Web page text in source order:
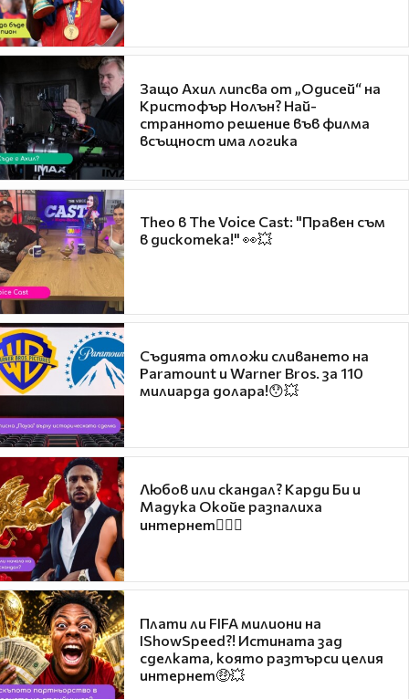
Защо Ахил липсва от „Одисей“ на
Кристофър Нолън? Най-
странното решение във филма
всъщност има логика
Theo в The Voice Cast: "Правен съм
в дискотека!" 👀💥
Съдията отложи сливането на
Paramount и Warner Bros. за 110
милиарда долара!😯💥
Любов или скандал? Карди Би и
Мадука Окойе разпалиха
интернет❤️‍🔥🔥
Плати ли FIFA милиони на
IShowSpeed?! Истината зад
сделката, която разтърси целия
интернет🤑💥